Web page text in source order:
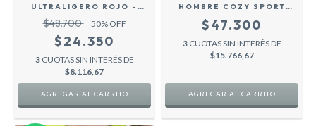
ULTRALIGERO ROJO -
$48.700 50% OFF
$24.350
3 CUOTAS SIN INTERÉS DE
$8.116,67
AGREGAR AL CARRITO
HOMBRE COZY SPORT
$47.300
3 CUOTAS SIN INTERÉS DE
$15.766,67
AGREGAR AL CARRITO